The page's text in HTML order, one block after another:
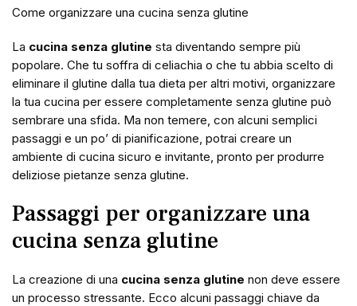
Come organizzare una cucina senza glutine
La cucina senza glutine sta diventando sempre più
popolare. Che tu soffra di celiachia o che tu abbia scelto di
eliminare il glutine dalla tua dieta per altri motivi, organizzare
la tua cucina per essere completamente senza glutine può
sembrare una sfida. Ma non temere, con alcuni semplici
passaggi e un po’ di pianificazione, potrai creare un
ambiente di cucina sicuro e invitante, pronto per produrre
deliziose pietanze senza glutine.
Passaggi per organizzare una
cucina senza glutine
La creazione di una cucina senza glutine non deve essere
un processo stressante. Ecco alcuni passaggi chiave da